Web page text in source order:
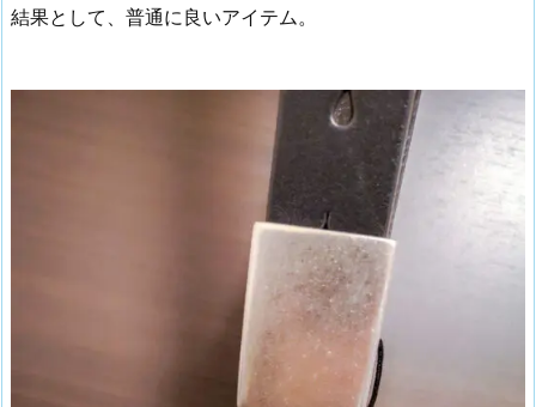
結果として、普通に良いアイテム。